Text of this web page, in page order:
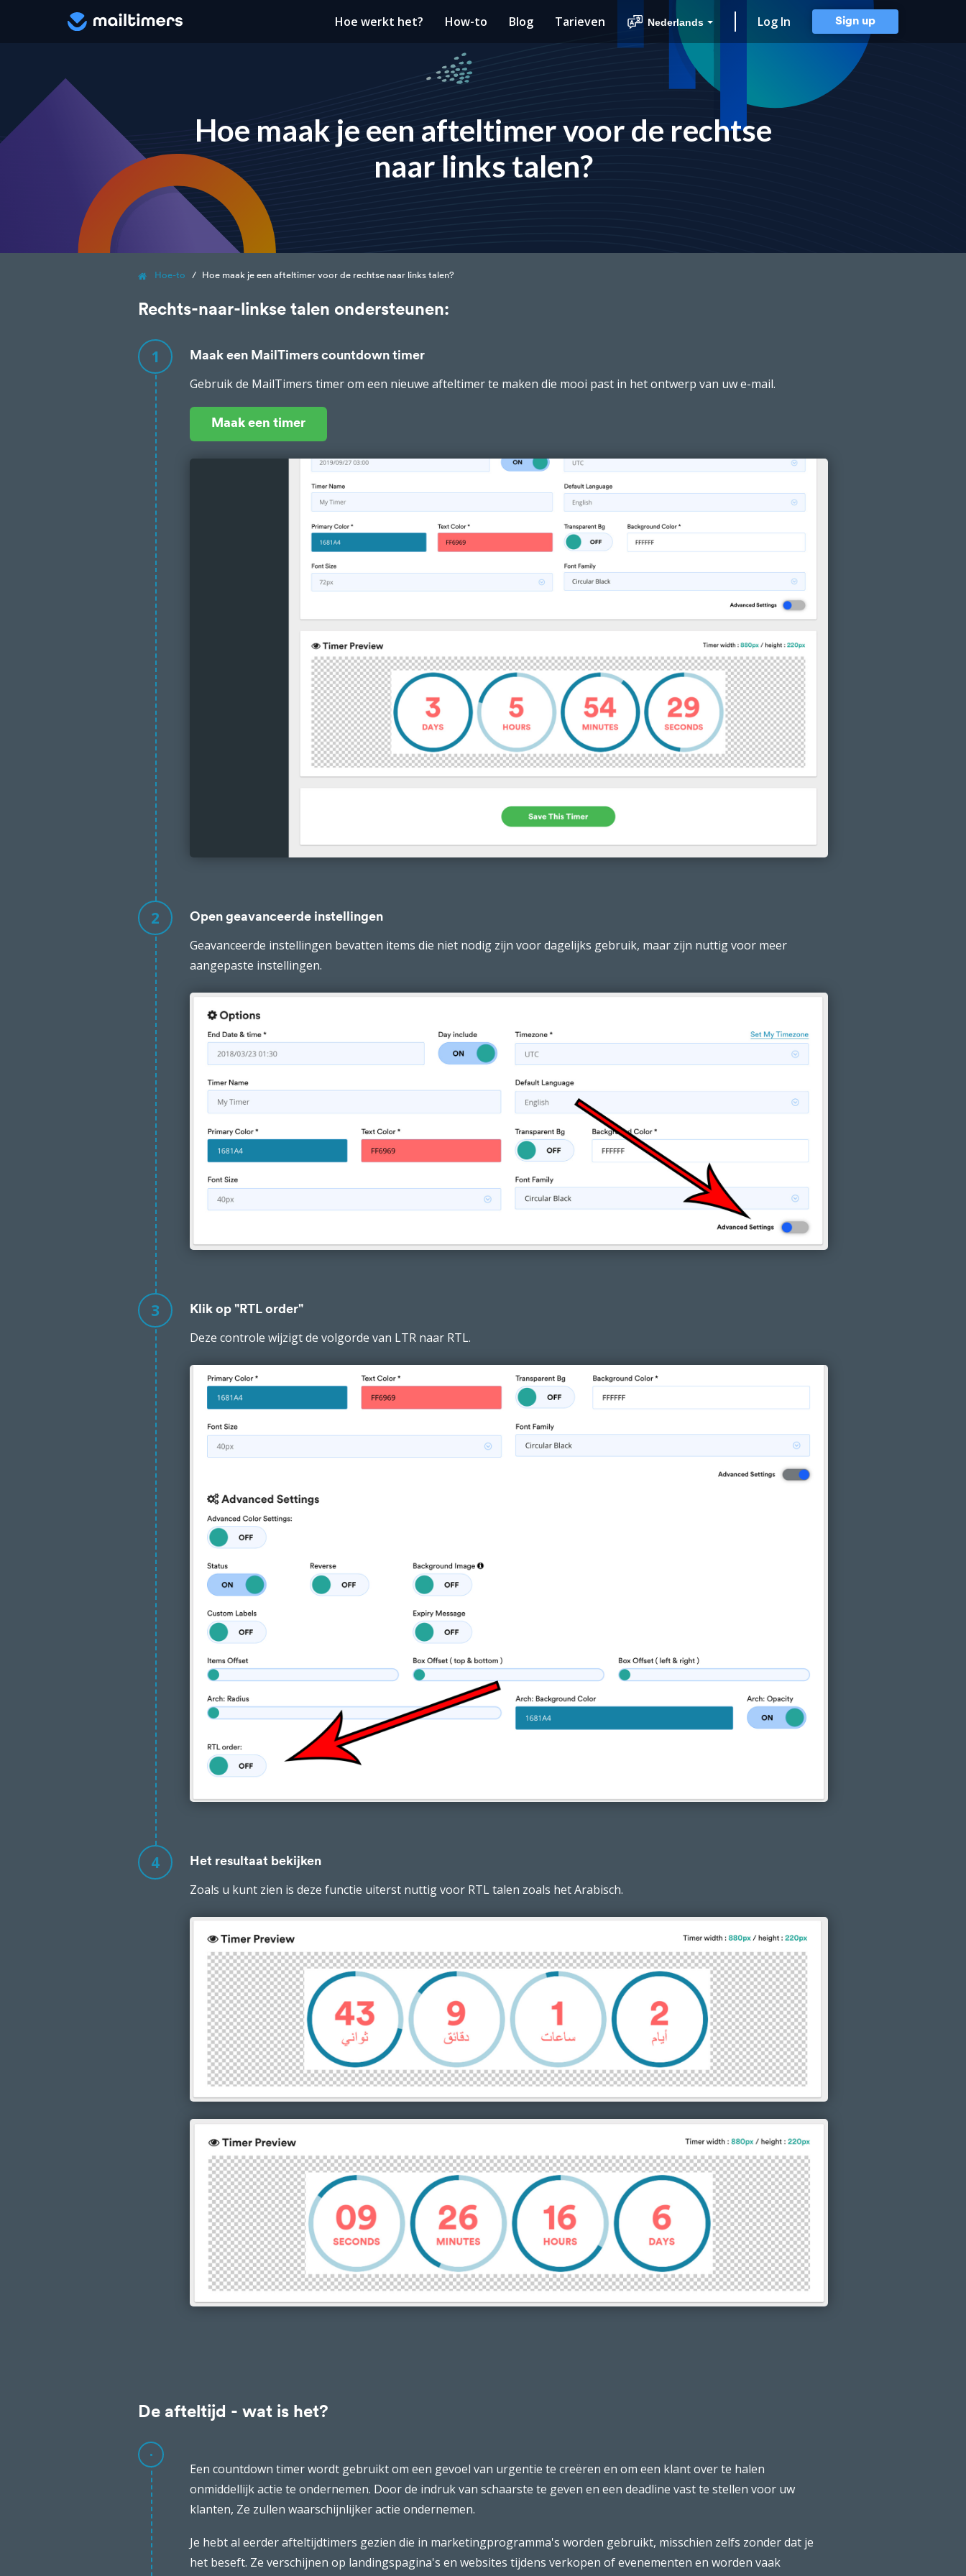
Hoe werkt het? How-to Blog Tarieven Nederlands Log In Sign up
Hoe maak je een afteltimer voor de rechtse
naar links talen?
Hoe-to Hoe maak je een afteltimer voor de rechtse naar links talen?
Rechts-naar-linkse talen ondersteunen:
1 Maak een MailTimers countdown timer
Gebruik de MailTimers timer om een nieuwe afteltimer te maken die mooi past in het ontwerp van uw e-mail.
Maak een timer
2 Open geavanceerde instellingen
Geavanceerde instellingen bevatten items die niet nodig zijn voor dagelijks gebruik, maar zijn nuttig voor meer
aangepaste instellingen.
3 Klik op "RTL order"
Deze controle wijzigt de volgorde van LTR naar RTL.
4 Het resultaat bekijken
Zoals u kunt zien is deze functie uiterst nuttig voor RTL talen zoals het Arabisch.
De afteltijd - wat is het?
Een countdown timer wordt gebruikt om een gevoel van urgentie te creëren en om een klant over te halen
onmiddellijk actie te ondernemen. Door de indruk van schaarste te geven en een deadline vast te stellen voor uw
klanten, Ze zullen waarschijnlijker actie ondernemen.
Je hebt al eerder afteltijdtimers gezien die in marketingprogramma's worden gebruikt, misschien zelfs zonder dat je
het beseft. Ze verschijnen op landingspagina's en websites tijdens verkopen of evenementen en worden vaak